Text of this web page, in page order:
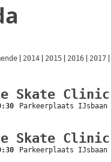
2014 2015 2016 2017
Skate Clinic
Parkeerplaats IJsbaan
Skate Clinic
Parkeerplaats IJsbaan